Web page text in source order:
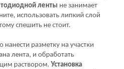
ленты не занимает
использовать липкий слой
спешить не стоит.
разметку на участки
лента, и обработать
раствором. Установка